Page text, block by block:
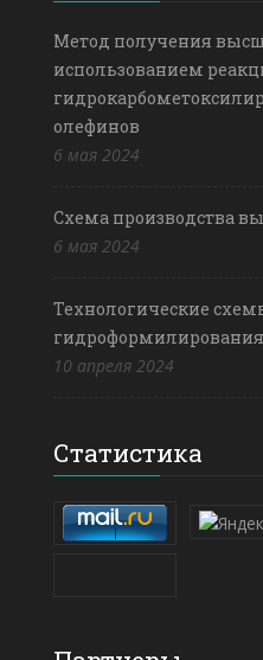
Метод получения
использованием
олефинов
6 мая 2024
Схема производства
6 мая 2024
Технологические
гидроформилирования
10 апреля 2024
Статистика